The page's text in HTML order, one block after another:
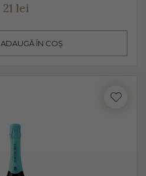
21 lei
ADAUGĂ ÎN COȘ